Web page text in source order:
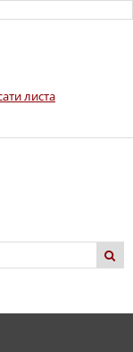
листа